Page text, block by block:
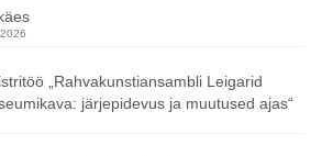
„Rahvakunstiansambli Leigarid
järjepidevus ja muutused ajas“